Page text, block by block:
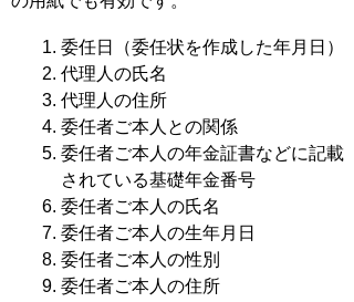
委任日（委任状を作成した年月日）
代理人の氏名
代理人の住所
委任者ご本人との関係
委任者ご本人の年金証書などに記載
されている基礎年金番号
委任者ご本人の氏名
委任者ご本人の生年月日
委任者ご本人の性別
委任者ご本人の住所